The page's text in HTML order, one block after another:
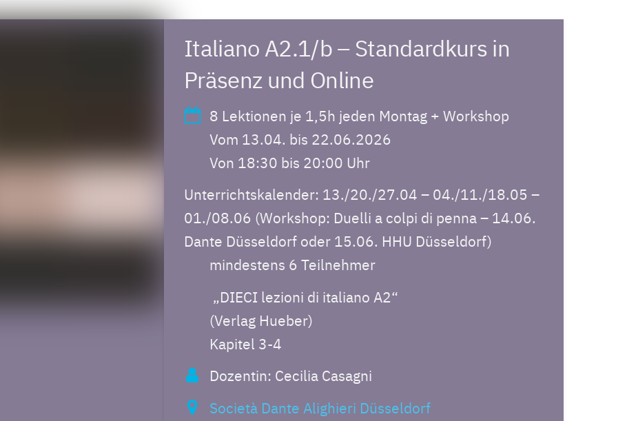
Italiano A2.1/b – Standardkurs in
Präsenz und Online
8 Lektionen je 1,5h jeden Montag + Workshop
Vom 13.04. bis 22.06.2026
Von 18:30 bis 20:00 Uhr
Unterrichtskalender: 13./20./27.04 – 04./11./18.05 –
01./08.06 (Workshop: Duelli a colpi di penna – 14.06.
Dante Düsseldorf oder 15.06. HHU Düsseldorf)
mindestens 6 Teilnehmer
„DIECI lezioni di italiano A2“
(Verlag Hueber)
Kapitel 3-4
Dozentin: Cecilia Casagni
Società Dante Alighieri Düsseldorf